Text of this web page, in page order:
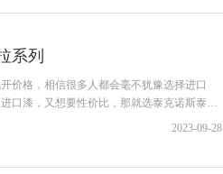
系列
价格，相信很多人都会毫不犹豫选择进口
口漆，又想要性价比，那就选泰克诺斯泰拉
2023-09-28